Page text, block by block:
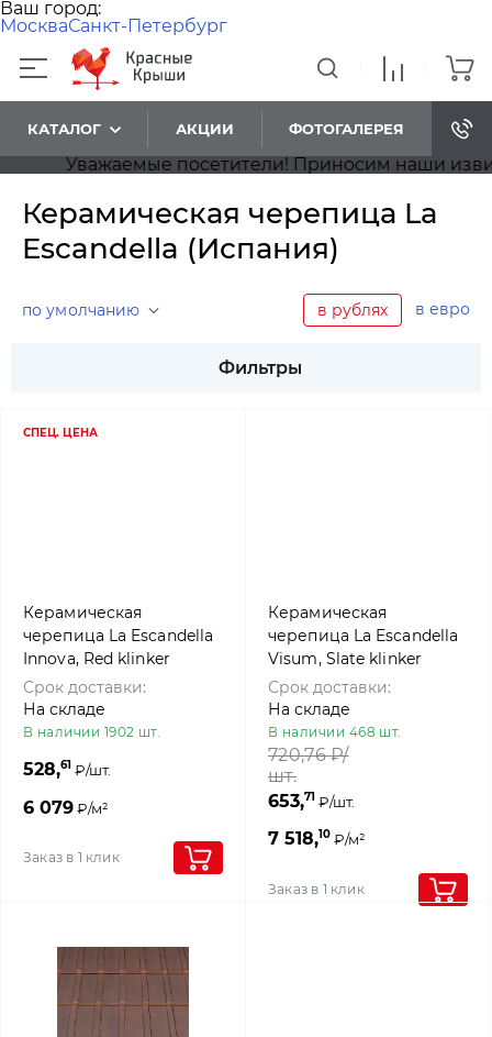
Ваш город:
МоскваСанкт-Петербург
КАТАЛОГ АКЦИИ ФОТОГАЛЕРЕЯ
Уважаемые посетители! Приносим наши
Керамическая черепица La
Escandella (Испания)
по умолчанию в рублях в евро
Фильтры
СПЕЦ. ЦЕНА
Керамическая
черепица La Escandella
Innova, Red klinker
Срок доставки:
На складе
В наличии 1902 шт.
528,61 ₽/шт.
6 079₽/м²
Заказ в 1 клик
Керамическая
черепица La Escandella
Visum, Slate klinker
Срок доставки:
На складе
В наличии 468 шт.
720,76₽/
шт.
653,71 ₽/шт.
7 518,10 ₽/м²
Заказ в 1 клик